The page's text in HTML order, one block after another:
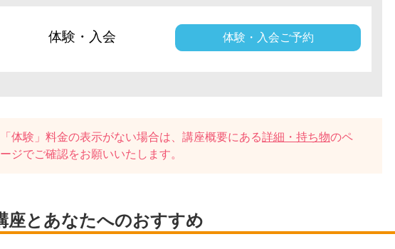
体験・入会 体験・入会ご予約
「体験」料金の表示がない場合は、講座概要にある詳細・持ち物のペ
ージでご確認をお願いいたします。